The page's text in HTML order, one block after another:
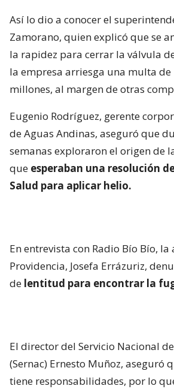
Así lo dio a conocer el
Zamorano, quien explicó que se
la rapidez para cerrar la válvula
la empresa arriesga una multa de
millones, al margen de otras
Eugenio Rodríguez, gerente
de Aguas Andinas, aseguró que
semanas exploraron el origen de
que esperaban una resolución
Salud para aplicar helio.
En entrevista con Radio Bío Bío, la
Providencia, Josefa Errázuriz,
de lentitud para encontrar la
El director del Servicio Nacional
(Sernac) Ernesto Muñoz, aseguró
tiene responsabilidades, por lo